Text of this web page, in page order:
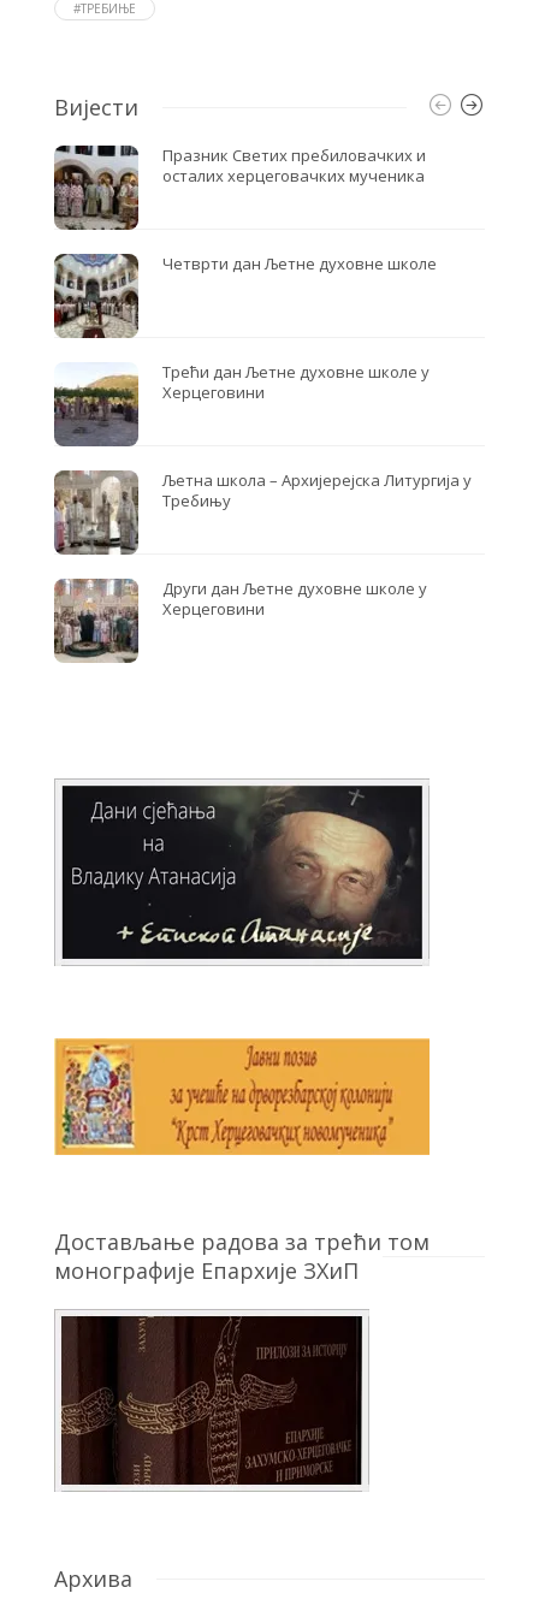
k
#ТРЕБИЊЕ
Вијести
Празник Светих пребиловачких и
осталих херцеговачких мученика
Четврти дан Љетне духовне школе
Трећи дан Љетне духовне школе у
Херцеговини
Љетна школа – Архијерејска Литургија у
Требињу
Други дан Љетне духовне школе у
Херцеговини
Достављање радова за трећи том
монографије Епархије ЗХиП
Архива